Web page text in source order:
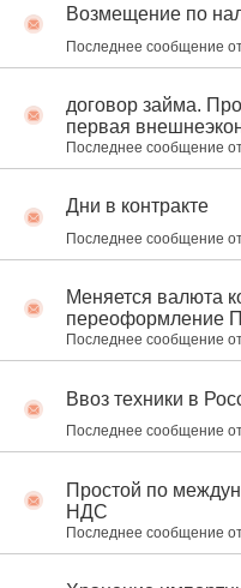
Возмещение по
Последнее сообщение
договор займа.
первая
Последнее сообщение
Дни в контракте
Последнее сообщение
Меняется валюта
переоформление
Последнее сообщение
Ввоз техники в
Последнее сообщение
Простой по
НДС
Последнее сообщение